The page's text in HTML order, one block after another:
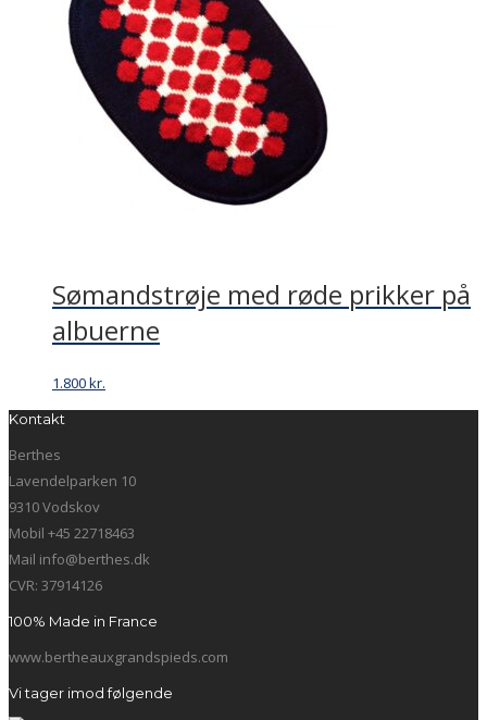
Sømandstrøje med røde prikker på
albuerne
1.800kr.
Kontakt
Berthes
Lavendelparken 10
9310 Vodskov
Mobil +45 22718463
Mail info@berthes.dk
CVR: 37914126
100% Made in France
www.bertheauxgrandspieds.com
Vi tager imod følgende